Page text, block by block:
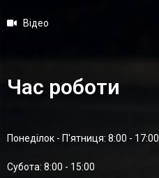
Відео
Час роботи
Понеділок - П'ятниця: 8:00 - 17:00
Суботa: 8:00 - 15:00